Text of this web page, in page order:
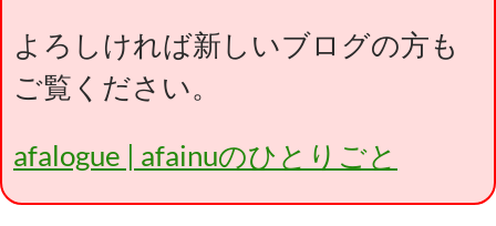
よろしければ新しいブログの方も
ご覧ください。
afalogue | afainuのひとりごと